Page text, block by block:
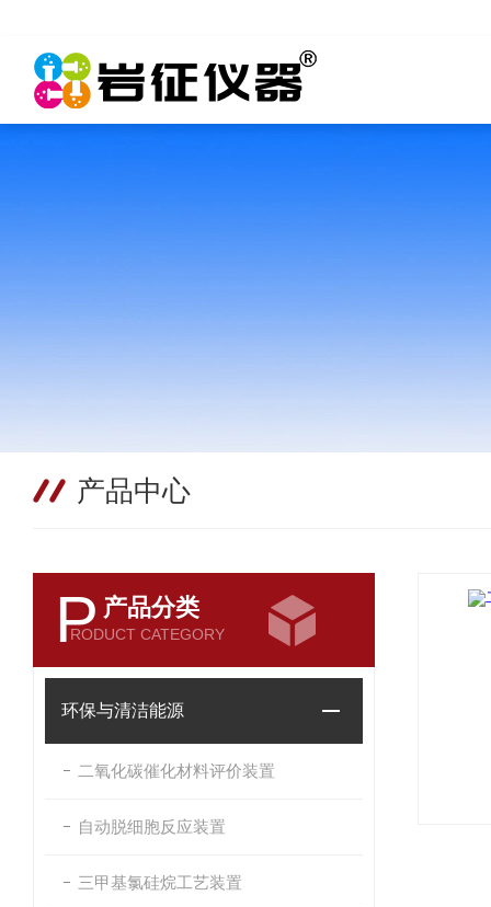
产品中心
P 产品分类
RODUCT CATEGORY
环保与清洁能源
二氧化碳催化材料评价装置
自动脱细胞反应装置
三甲基氯硅烷工艺装置